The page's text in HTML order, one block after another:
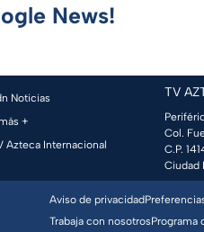
News!
Noticias
+
Azteca Internacional
TV
Col.
C.P.
Ciudad
Aviso de privacidad
Trabaja con nosotrosPrograma